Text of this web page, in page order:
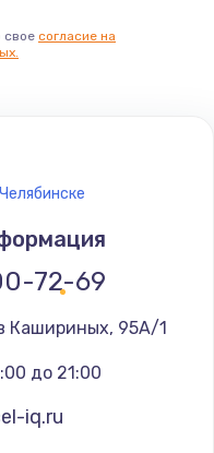
свое согласие на
72-69
Кашириных, 95А/1
до 21:00
iq.ru